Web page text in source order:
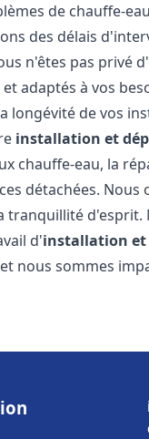
de chauffe-
des délais
n'êtes pas privé
adaptés à vos
longévité de vos
installation et
chauffe-eau, la
détachées.
tranquillité d'esprit.
d'installation et
nous sommes